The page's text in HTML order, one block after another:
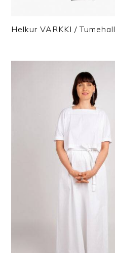
Helkur VARKKI / Tumehall